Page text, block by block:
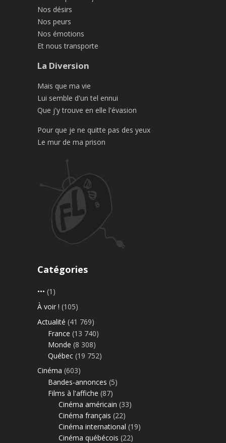
Nos désirs
Nos peurs
Nos émotions
Et nous transporte
La Diversion
Mais que ma vie
Lui semble d'un tel ennui
Que j'y trouve en elle l'évasion
Pour que je ne quitte pas des yeux
Le mur de ma prison
Catégories
••• (1)
À voir ! (105)
Actualité (41 769)
France (13 740)
Monde (8 308)
Québec (19 752)
Cinéma (603)
Bandes-annonces (5)
Films à l'affiche (87)
Cinéma américain (33)
Cinéma français (22)
Cinéma international (19)
Cinéma québécois (22)